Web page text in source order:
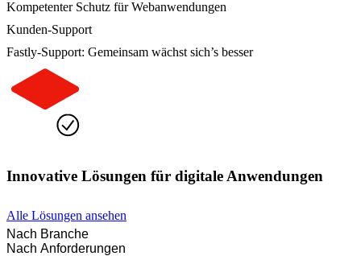
Kompetenter Schutz für Webanwendungen
Kunden-Support
Fastly-Support: Gemeinsam wächst sich’s besser
Innovative Lösungen für digitale Anwendungen
Alle Lösungen ansehen
Nach Branche
Nach Anforderungen